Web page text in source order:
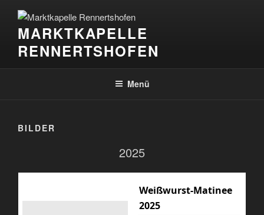
Inhalt
springenMARKTKAPELLE
RENNERTSHOFEN
Menü
BILDER
2025
Weißwurst-Matinee
2025